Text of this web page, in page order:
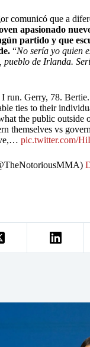
comunicó que a
apasionado
partido y que
“No sería yo quien
pueblo de Irlanda.
run. Gerry, 78.
ties to their
the public outside
themselves vs
pic.twitter.com/